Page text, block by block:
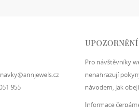
955
UPOZORNĚNÍ
Pro návštěvníky
nenahrazují
návodem, jak
Informace